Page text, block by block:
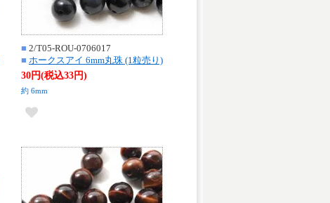
■ 2/T05-ROU-0706017
■ ホークスアイ 6mm丸珠 (1粒売り)
30円(税込33円)
約 6mm